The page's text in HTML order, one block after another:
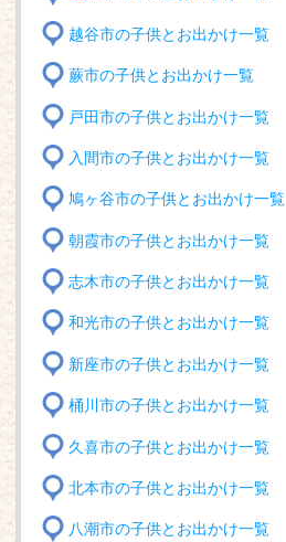
越谷市の子供とお出かけ一覧
蕨市の子供とお出かけ一覧
戸田市の子供とお出かけ一覧
入間市の子供とお出かけ一覧
鳩ヶ谷市の子供とお出かけ一覧
朝霞市の子供とお出かけ一覧
志木市の子供とお出かけ一覧
和光市の子供とお出かけ一覧
新座市の子供とお出かけ一覧
桶川市の子供とお出かけ一覧
久喜市の子供とお出かけ一覧
北本市の子供とお出かけ一覧
八潮市の子供とお出かけ一覧